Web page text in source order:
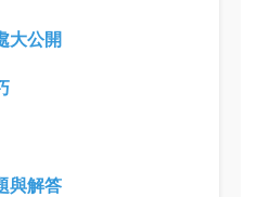
大公開
與解答